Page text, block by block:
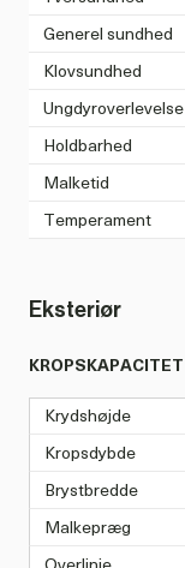
Generel sundhed
Klovsundhed
Ungdyroverlevelse
Holdbarhed
Malketid
Temperament
Eksteriør
KROPSKAPACITET
Krydshøjde
Kropsdybde
Brystbredde
Malkepræg